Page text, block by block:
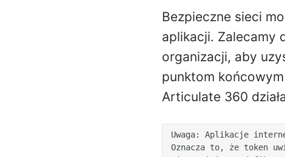
Bezpieczne sieci
aplikacji. Zalecamy
organizacji, aby
punktom
Articulate 360
Uwaga: Aplikacje
Oznacza to, że token